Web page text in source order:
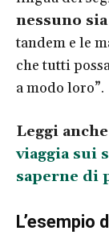
nessuno
tandem e le
che tutti
a modo loro”.
Leggi
viaggia sui
saperne di
L’esempio